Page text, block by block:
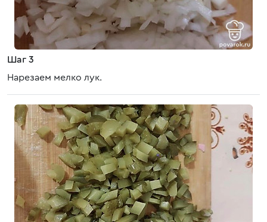
Шаг 3
Нарезаем мелко лук.